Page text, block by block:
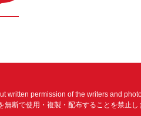
written permission of the writers and
無断で使用・複製・配布することを禁止